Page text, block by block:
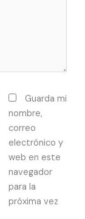
Guarda mi
nombre,
correo
electrónico y
web en este
navegador
para la
próxima vez